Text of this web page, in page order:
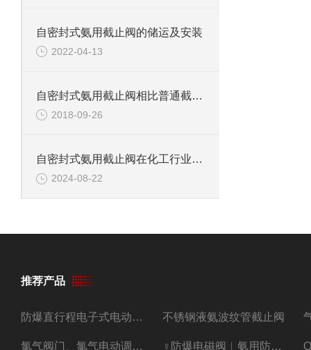
自密封式氨用截止阀的储运及安装
2022-04-13
自密封式氨用截止阀相比普通截止阀的优势在哪
2018-09-26
自密封式氨用截止阀在化工行业的重要性和发展趋势
2024-08-22
推荐产品
防爆直行程电子式电动调节阀 不锈钢液氨波纹管截止阀
氯气阀门、氯气电动调节阀 ♀防爆电磁阀︳氨用防爆紧急切断阀